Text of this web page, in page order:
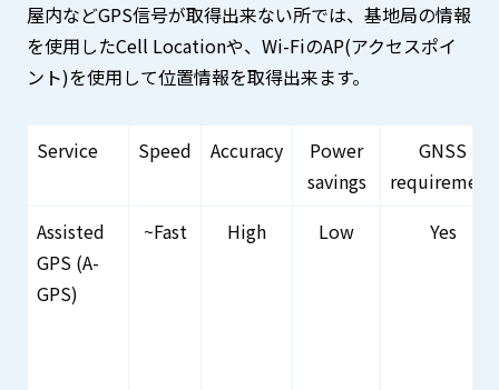
屋内などGPS信号が取得出来ない所では、基地局の情報
を使用したCell Locationや、Wi-FiのAP(アクセスポイ
ント)を使用して位置情報を取得出来ます。
Service Speed Accuracy
Power
savings
GNSS
requirement
Assisted
GPS (A-
GPS)
~Fast High Low Yes